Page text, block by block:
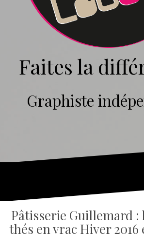
Faites la
Graphiste
Pâtisserie Guillemard :
thés en vrac Hiver 2016